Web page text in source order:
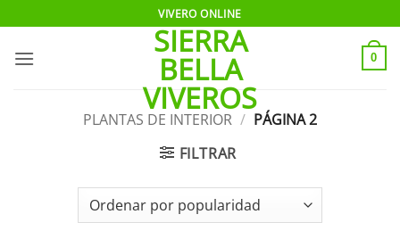
al
contenido
VIVERO ONLINE
SIERRA
BELLA
VIVEROS
0
PLANTAS DE INTERIOR / PÁGINA 2
FILTRAR